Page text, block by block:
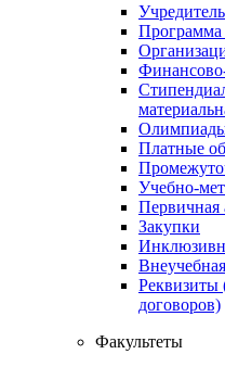
Программа
Финансово-
Платные
Учебно-
Первичная
Закупки
Реквизиты
договоров)
Факультеты